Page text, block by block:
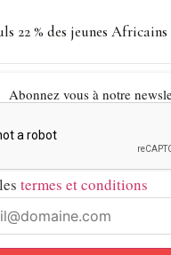
22 % des jeunes
Abonnez vous à notre
termes et conditions